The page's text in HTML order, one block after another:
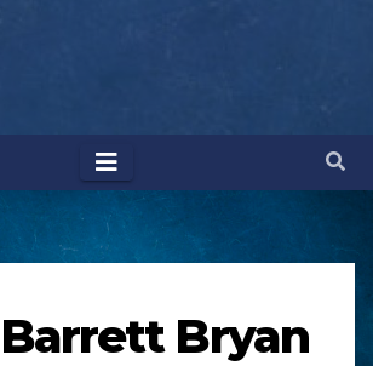
Bryan